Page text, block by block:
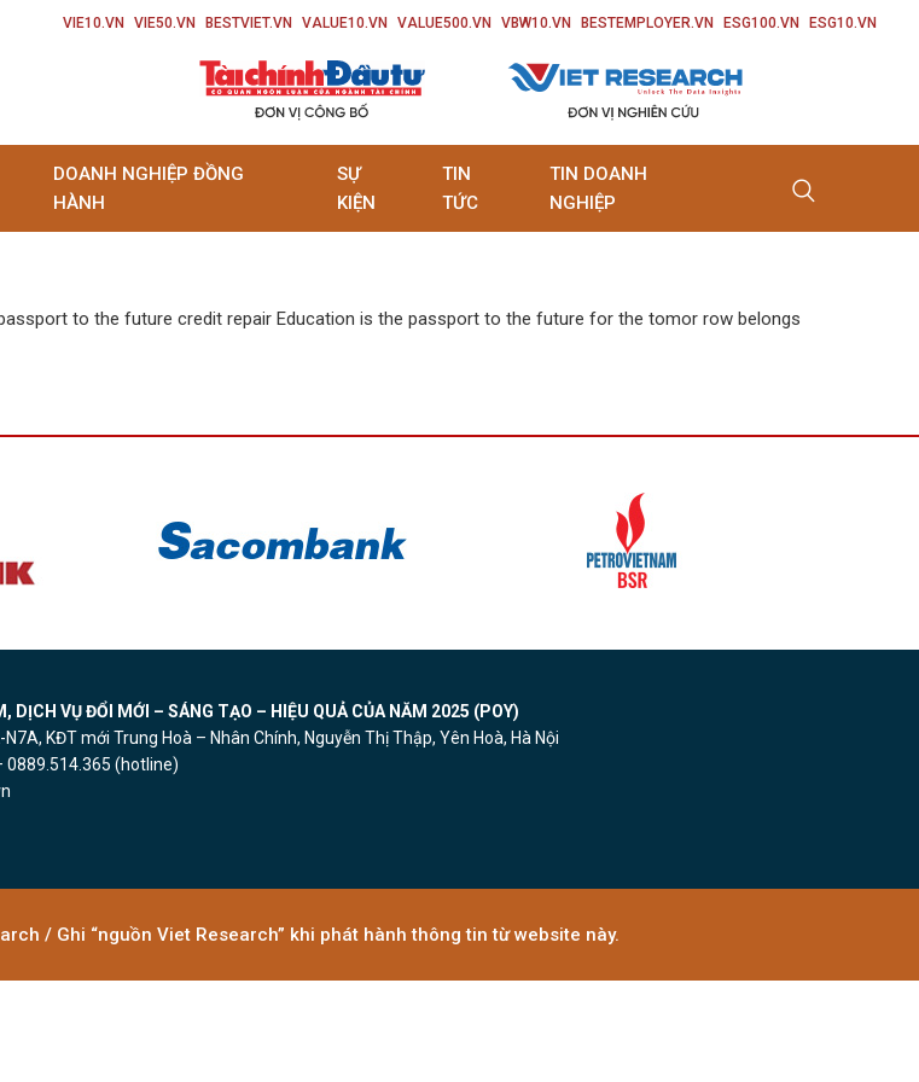
VIE10.VN VIE50.VN BESTVIET.VN VALUE10.VN VALUE500.VN VBW10.VN BESTEMPLOYER.VN ESG100.VN ESG10.VN
DOANH NGHIỆP ĐỒNG
HÀNH
SỰ
KIỆN
TIN
TỨC
TIN DOANH
NGHIỆP
to the future credit repair Education is the passport to the future for the tomor row belongs
DỊCH VỤ ĐỔI MỚI – SÁNG TẠO – HIỆU QUẢ CỦA NĂM 2025 (POY)
N7A, KĐT mới Trung Hoà – Nhân Chính, Nguyễn Thị Thập, Yên Hoà, Hà Nội
0889.514.365 (hotline)
/ Ghi “nguồn Viet Research” khi phát hành thông tin từ website này.